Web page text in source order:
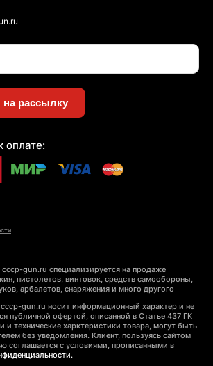
на рассылку
gun.ru специализируется на продаже
пистолетов, винтовок, средств самообороны,
арбалетов, снаряжения и много другого
gun.ru носит информационный характер и не
публичной офертой, описанной в Статье 437 ГК
и технические харктеристики товара, могут быть
без уведомления. Клиент, пользуясь сайтом
соглашается с условиями, прописанными в